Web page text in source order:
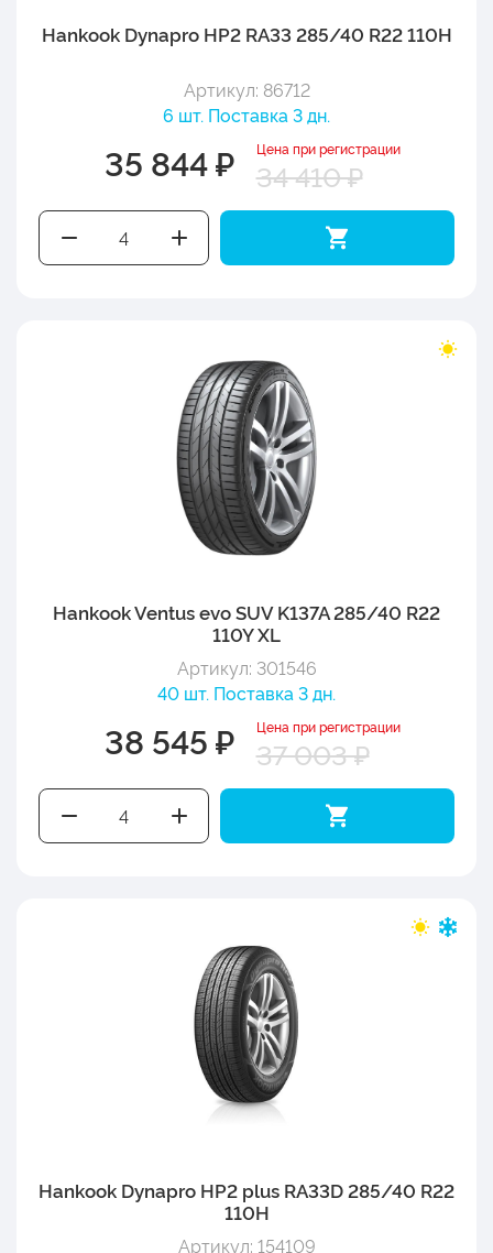
Hankook Dynapro HP2 RA33 285/40 R22 110H
Артикул: 86712
6 шт. Поставка 3 дн.
35 844 ₽ Цена при регистрации
34 410 ₽
Hankook Ventus evo SUV K137A 285/40 R22
110Y XL
Артикул: 301546
40 шт. Поставка 3 дн.
38 545 ₽ Цена при регистрации
37 003 ₽
Hankook Dynapro HP2 plus RA33D 285/40 R22
110H
Артикул: 154109